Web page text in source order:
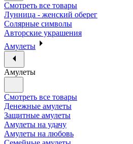
Смотреть все товары
Лунница - женский оберег
Солярные символы
Авторские украшения
Амулеты
Амулеты
Смотреть все товары
Денежные амулеты
Защитные амулеты
Амулеты на удачу
Амулеты на любовь